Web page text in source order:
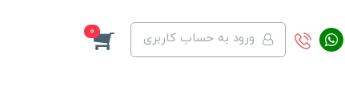
ورود به حساب کاربری 0